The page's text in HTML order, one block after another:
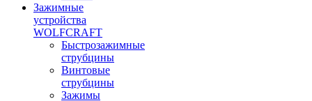
Зажимные
устройства
WOLFCRAFT
Быстрозажимные
струбцины
Винтовые
струбцины
Зажимы